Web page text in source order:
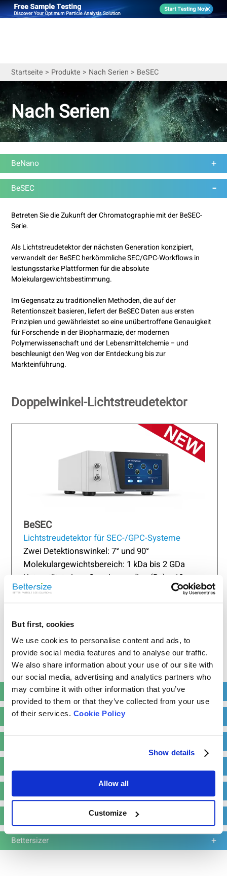
But first, cookies
We use cookies to personalise content and ads, to
provide social media features and to analyse our traffic.
We also share information about your use of our site with
our social media, advertising and analytics partners who
may combine it with other information that you’ve
provided to them or that they’ve collected from your use
of their services. Cookie Policy
Show details
Allow all
Customize
Startseite > Produkte > Nach Serien > BeSEC
Nach Serien
BeNano
BeSEC
Betreten Sie die Zukunft der Chromatographie mit der BeSEC-
Serie.
Als Lichtstreudetektor der nächsten Generation konzipiert,
verwandelt der BeSEC herkömmliche SEC/GPC-Workflows in
leistungsstarke Plattformen für die absolute
Molekulargewichtsbestimmung.
Im Gegensatz zu traditionellen Methoden, die auf der
Retentionszeit basieren, liefert der BeSEC Daten aus ersten
Prinzipien und gewährleistet so eine unübertroffene Genauigkeit
für Forschende in der Biopharmazie, der modernen
Polymerwissenschaft und der Lebensmittelchemie – und
beschleunigt den Weg von der Entdeckung bis zur
Markteinführung.
Doppelwinkel-Lichtstreudetektor
BeSEC
Lichtstreudetektor für SEC-/GPC-Systeme
Zwei Detektionswinkel: 7° und 90°
Molekulargewichtsbereich: 1 kDa bis 2 GDa
Unterstützt einen Gyrationsradius (Rg) > 12 nm
Mehr erfahren Angebot anfordern
Read more
Deepsizer
BeScan
Bettersizer